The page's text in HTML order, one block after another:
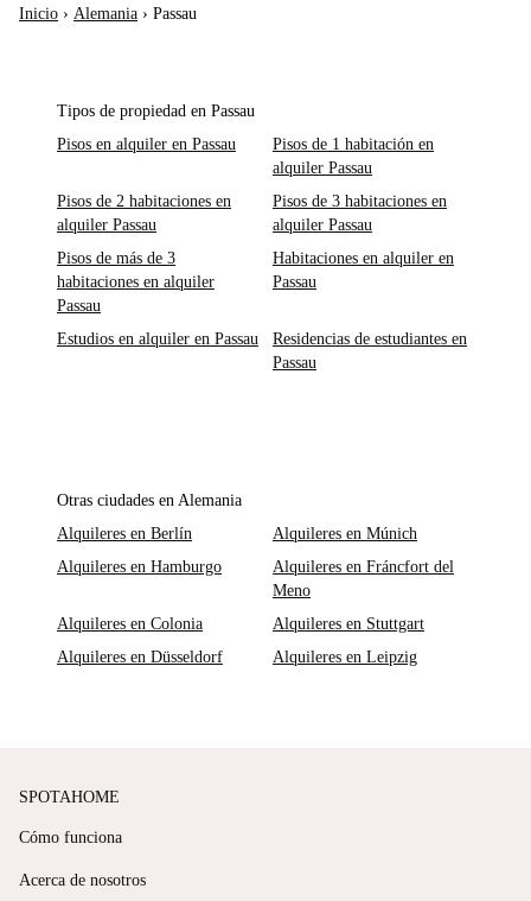
Inicio › Alemania › Passau
Tipos de propiedad en Passau
Pisos en alquiler en Passau
Pisos de 1 habitación en
alquiler Passau
Pisos de 2 habitaciones en
alquiler Passau
Pisos de 3 habitaciones en
alquiler Passau
Pisos de más de 3
habitaciones en alquiler
Passau
Habitaciones en alquiler en
Passau
Estudios en alquiler en Passau
Residencias de estudiantes en
Passau
Otras ciudades en Alemania
Alquileres en Berlín
Alquileres en Múnich
Alquileres en Hamburgo
Alquileres en Fráncfort del
Meno
Alquileres en Colonia
Alquileres en Stuttgart
Alquileres en Düsseldorf
Alquileres en Leipzig
SPOTAHOME
Cómo funciona
Acerca de nosotros